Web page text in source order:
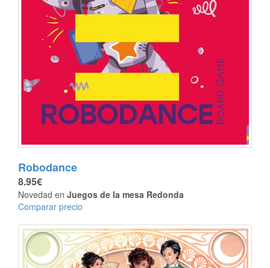
Robodance
8.95€
Novedad en Juegos de la mesa Redonda
Comparar precio